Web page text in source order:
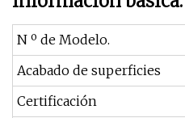
N º de Modelo.
Acabado de superficies
Certificación